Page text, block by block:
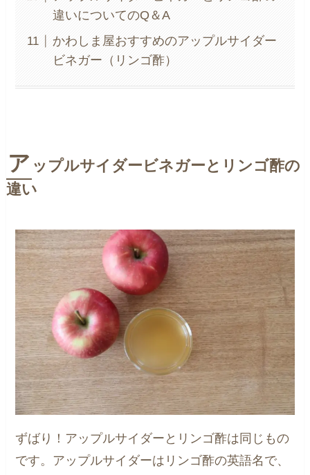
違いについてのQ＆A
かわしま屋おすすめのアップルサイダー
ビネガー（リンゴ酢）
ア ップルサイダービネガーとリンゴ酢の
違い
ずばり！アップルサイダーとリンゴ酢は同じもの
です。アップルサイダーはリンゴ酢の英語名で、